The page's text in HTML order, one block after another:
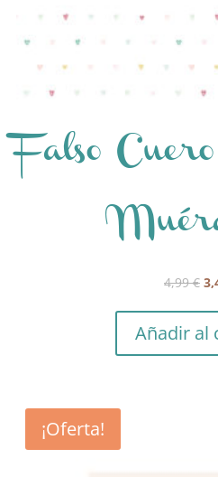
Falso Cuero
4,99€ El
Añadir al
¡Oferta!